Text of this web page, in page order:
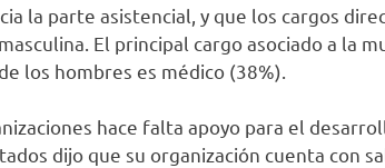
la parte asistencial, y que los cargos
El principal cargo asociado a la
los hombres es médico (38%).
hace falta apoyo para el
dijo que su organización cuenta con